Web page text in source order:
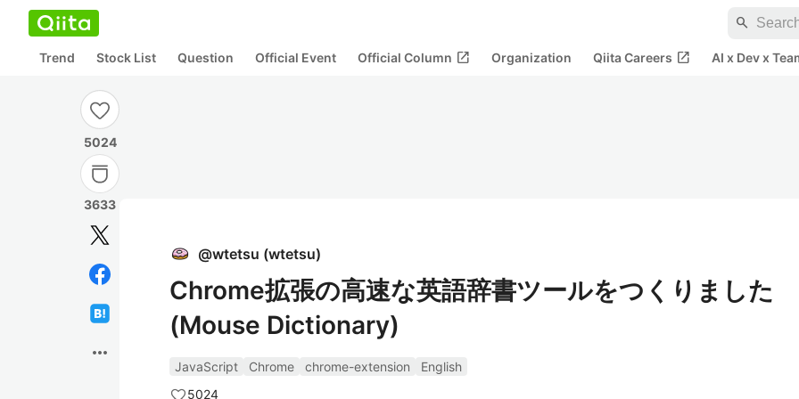
search
Trend Stock List Question Official Event Official Column open_in_new Organization Qiita Careers open_in_new AI x Dev x
5024
3633
more_horiz
@wtetsu (wtetsu)
Chrome拡張の高速な英語辞書ツールをつくりました
(Mouse Dictionary)
JavaScript Chrome chrome-extension
English
5024